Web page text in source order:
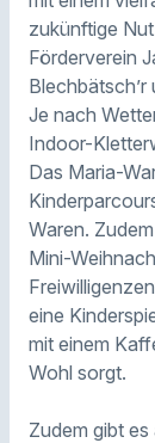
zukünftige
Förderverein
Je nach
Indoor-
Das Maria-
Waren.
Mini-
eine
mit einem
Wohl sorgt.
Zudem gibt